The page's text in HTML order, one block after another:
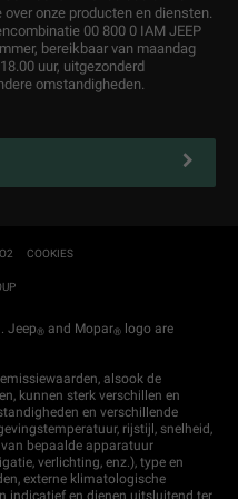
onze producten en diensten.
00 800 0 IAM JEEP
bereikbaar van maandag
uur, uitgezonderd
omstandigheden.
COOKIES
Jeep® and Mopar® logo are
alsook de
kunnen sterk verschillen en
en verschillende
rijstijl, snelheid,
bepaalde apparatuur
verlichting, enz.), type en
externe klimatologische
indicatief en dienen uitsluitend ter